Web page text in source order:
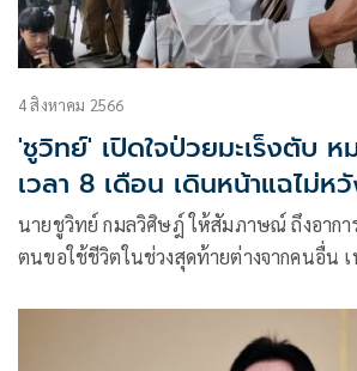
4 สิงหาคม 2566
'ชูวิทย์' เปิดใจป่วยมะเร็งตับ
เวลา 8 เดือน เดินหน้าแฉไม่หวั
นายชูวิทย์ กมลวิศิษฎ์ ให้สัมภาษณ์ ถึงอากา
ตนขอใช้ชีวิตในช่วงสุดท้ายต่างจากคนอื่น
ยืนยันว่าทำด้วยความเต็มใจและทำทุกอย่า